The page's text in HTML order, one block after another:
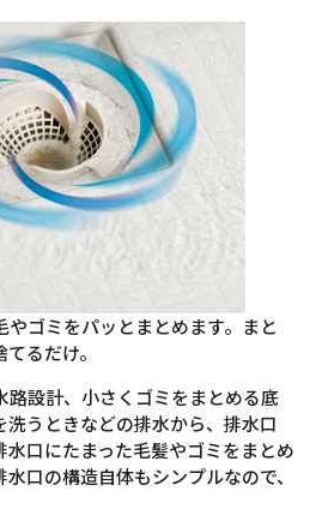
ゴミをパッとまとめます。まと
るだけ。
路設計、小さくゴミをまとめる底
うときなどの排水から、排水口
水口にたまった毛髪やゴミをまとめ
口の構造自体もシンプルなので、